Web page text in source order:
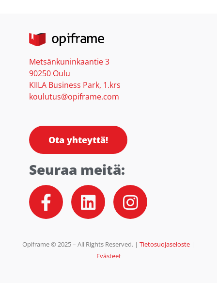
Metsänkuninkaantie 3
90250 Oulu
KIILA Business Park, 1.krs
koulutus@opiframe.com
Ota yhteyttä!
Seuraa meitä:
F
a
e
L
i
k
e
I
n
t
Opiframe © 2025 – All Rights Reserved. | Tietosuojaseloste |
Evästeet